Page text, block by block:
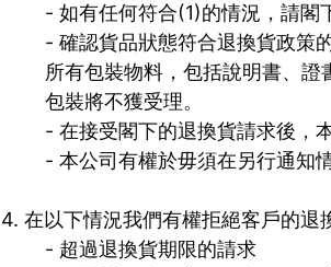
- 如有任何符合(1)的情況，請閣
- 確認貨品狀態符合退換貨政策
所有包裝物料，包括說明書、
包裝將不獲受理。
- 在接受閣下的退換貨請求後，
- 本公司有權於毋須在另行通知
4. 在以下情況我們有權拒絕客戶的退
- 超過退換貨期限的請求